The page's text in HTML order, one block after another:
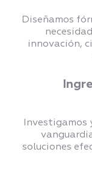
Diseñamos
innovación,
Investigamos
soluciones